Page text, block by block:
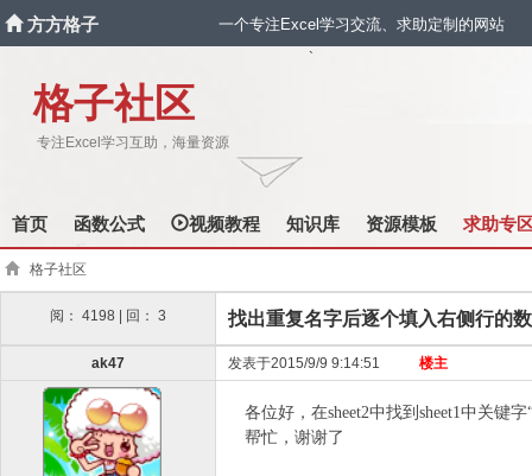
方方格子 一个专注Excel学习交流、求助定制的网站
格子社区
专注Excel学习互助，海量资源
`
首页 函数公式 视频教程 知识库 资源模板 求助专
格子社区
阅： 4198 | 回： 3 找出重复名字后逐个填入右侧行的
ak47 发表于2015/9/9 9:14:51 楼主
各位好，在sheet2中找到sheet1中关键
帮忙，谢谢了